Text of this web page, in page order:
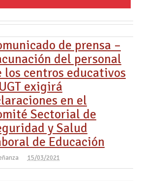
de prensa –
del personal
los centros educativos
exigirá
en el
Sectorial de
y Salud
de Educación
15/03/2021